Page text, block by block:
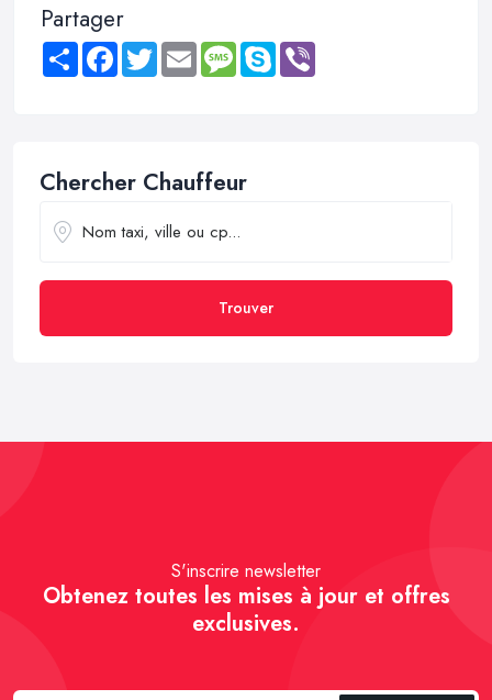
Partager
Share FacebookTwitter Email MessageSkype
Chercher Chauffeur
Trouver
S'inscrire newsletter
Obtenez toutes les mises à jour et offres
exclusives.